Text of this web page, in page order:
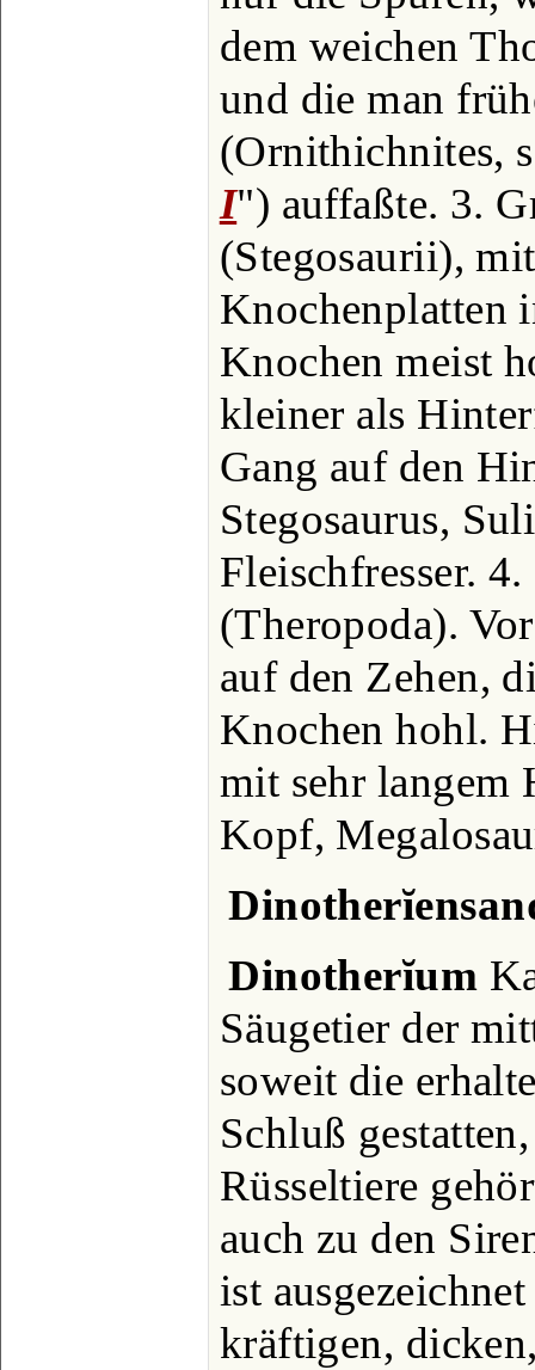
dem weichen
und die man
(Ornithichnites,
I") auffaßte. 3.
(Stegosaurii),
Knochenplatten
Knochen meist
kleiner als
Gang auf den
Stegosaurus,
Fleischfresser.
(Theropoda).
auf den Zehen,
Knochen hohl.
mit sehr langem
Kopf,
Dinotherĭum
Säugetier der
soweit die
Schluß
Rüsseltiere
auch zu den
ist
kräftigen,